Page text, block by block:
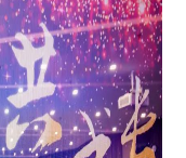
1769
АОО по